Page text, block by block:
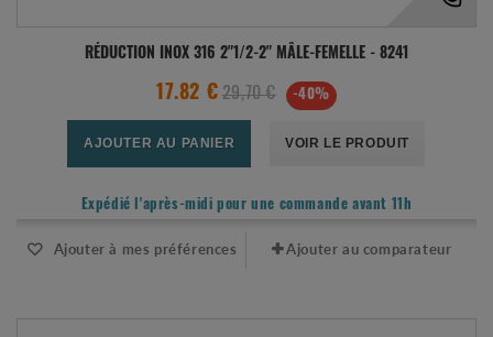
RÉDUCTION INOX 316 2"1/2-2" MÂLE-FEMELLE - 8241
17.82 € 29,70 € -40%
AJOUTER AU PANIER VOIR LE PRODUIT
Expédié l'après-midi pour une commande avant 11h
Ajouter à mes préférences Ajouter au comparateur